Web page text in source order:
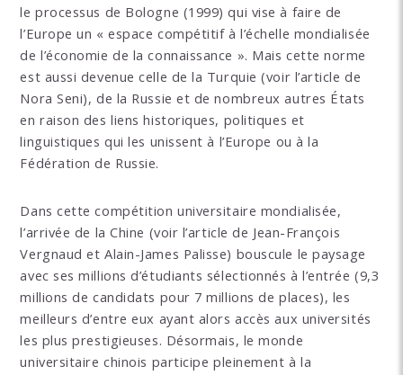
le processus de Bologne (1999) qui vise à faire de
l’Europe un « espace compétitif à l’échelle mondialisée
de l’économie de la connaissance ». Mais cette norme
est aussi devenue celle de la Turquie (voir l’article de
Nora Seni), de la Russie et de nombreux autres États
en raison des liens historiques, politiques et
linguistiques qui les unissent à l’Europe ou à la
Fédération de Russie.
Dans cette compétition universitaire mondialisée,
l’arrivée de la Chine (voir l’article de Jean-François
Vergnaud et Alain-James Palisse) bouscule le paysage
avec ses millions d’étudiants sélectionnés à l’entrée (9,3
millions de candidats pour 7 millions de places), les
meilleurs d’entre eux ayant alors accès aux universités
les plus prestigieuses. Désormais, le monde
universitaire chinois participe pleinement à la